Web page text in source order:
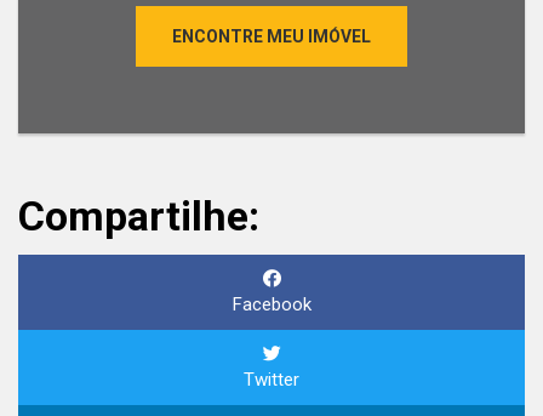
ENCONTRE MEU IMÓVEL
Compartilhe:
Facebook
Twitter